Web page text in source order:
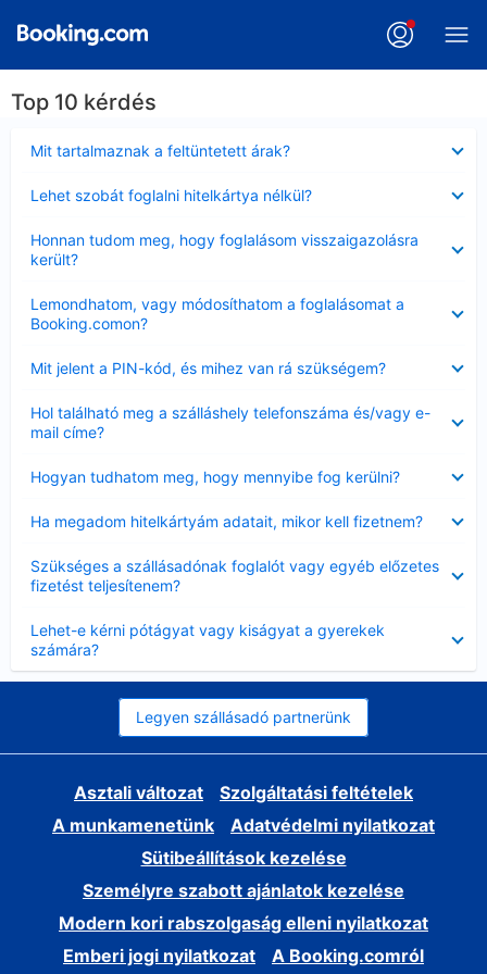
Top 10 kérdés
Mit tartalmaznak a feltüntetett árak?
Lehet szobát foglalni hitelkártya nélkül?
Honnan tudom meg, hogy foglalásom visszaigazolásra
került?
Lemondhatom, vagy módosíthatom a foglalásomat a
Booking.comon?
Mit jelent a PIN-kód, és mihez van rá szükségem?
Hol található meg a szálláshely telefonszáma és/vagy e-
mail címe?
Hogyan tudhatom meg, hogy mennyibe fog kerülni?
Ha megadom hitelkártyám adatait, mikor kell fizetnem?
Szükséges a szállásadónak foglalót vagy egyéb előzetes
fizetést teljesítenem?
Lehet-e kérni pótágyat vagy kiságyat a gyerekek
számára?
Legyen szállásadó partnerünk
Asztali változat
Szolgáltatási feltételek
A munkamenetünk
Adatvédelmi nyilatkozat
Sütibeállítások kezelése
Személyre szabott ajánlatok kezelése
Modern kori rabszolgaság elleni nyilatkozat
Emberi jogi nyilatkozat
A Booking.comról